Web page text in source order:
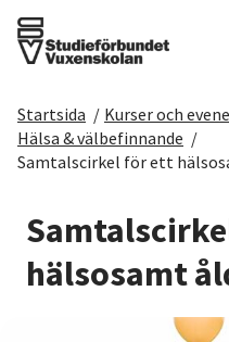
Det här gör vi
Sök kurser och
Startsida / Kurser och
Hälsa & välbefinnande /
Samtalscirkel för ett
hälsosamt